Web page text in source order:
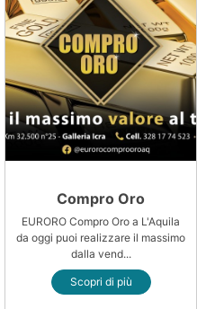
Compro Oro
EURORO Compro Oro a L'Aquila
da oggi puoi realizzare il massimo
dalla vend...
Scopri di più
Vorwerk
Da oltre 80 anni ci distinguiamo
per prodotti di qualità ed
innovazione ...
Scopri di più